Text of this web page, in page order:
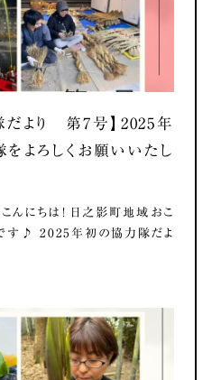
だより 第7号】2025年
よろしくお願いいたし
にちは！ 日之影町地域おこ
す♪ 2025年初の協力隊だよ